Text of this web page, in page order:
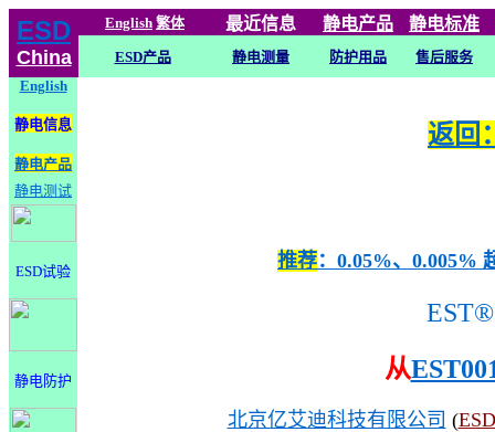
ESD
China
English 繁体 最近信息 静电产品 静电标准
ESD产品 静电测量 防护用品
售后服务
English
静电信息
静电产品
静电测试
ESD试验
静电防护
返回
推荐：0.05%、0.005%
EST®
从
北京亿艾迪科技有限公司 (